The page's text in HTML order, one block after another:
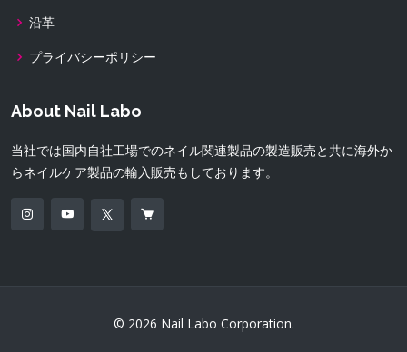
沿革
プライバシーポリシー
About Nail Labo
当社では国内自社工場でのネイル関連製品の製造販売と共に海外か
らネイルケア製品の輸入販売もしております。
© 2026 Nail Labo Corporation.